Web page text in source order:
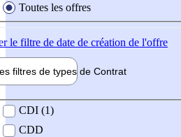
Toutes les offres
le filtre de date de création de l'offre
filtres de types de Contrat
contrat
CDI (1)
CDD